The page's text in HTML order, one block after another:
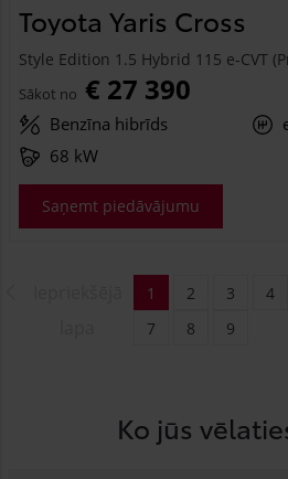
Toyota Yaris Cross
Style Edition 1.5 Hybrid 115 e-CVT
Sākot no € 27 390
Benzīna hibrīds
68 kW
Saņemt piedāvājumu
1 2 3 4
7
8 9
Ko jūs